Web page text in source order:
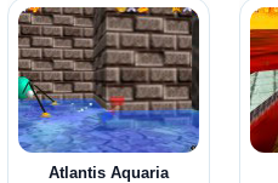
Atlantis Aquaria